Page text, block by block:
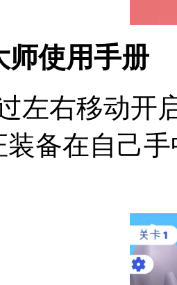
师使用手册
左右移动开
装备在自己